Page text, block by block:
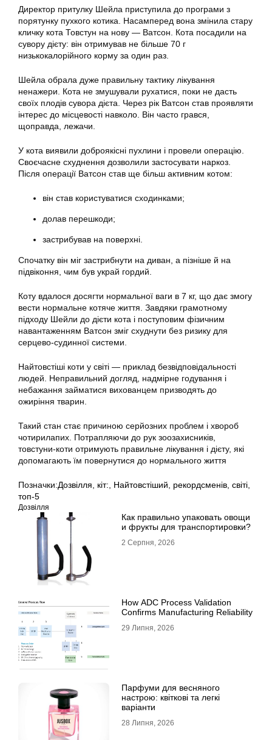
Директор притулку Шейла приступила до програми з
порятунку пухкого котика. Насамперед вона змінила стару
кличку кота Товстун на нову — Ватсон. Кота посадили на
сувору дієту: він отримував не більше 70 г
низькокалорійного корму за один раз.
Шейла обрала дуже правильну тактику лікування
ненажери. Кота не змушували рухатися, поки не дасть
своїх плодів сувора дієта. Через рік Ватсон став проявляти
інтерес до місцевості навколо. Він часто грався,
щоправда, лежачи.
У кота виявили доброякісні пухлини і провели операцію.
Своєчасне схуднення дозволили застосувати наркоз.
Після операції Ватсон став ще більш активним котом:
він став користуватися сходинками;
долав перешкоди;
застрибував на поверхні.
Спочатку він міг застрибнути на диван, а пізніше й на
підвіконня, чим був украй гордий.
Коту вдалося досягти нормальної ваги в 7 кг, що дає змогу
вести нормальне котяче життя. Завдяки грамотному
підходу Шейли до дієти кота і поступовим фізичним
навантаженням Ватсон зміг схуднути без ризику для
серцево-судинної системи.
Найтовстіші коти у світі — приклад безвідповідальності
людей. Неправильний догляд, надмірне годування і
небажання займатися вихованцем призводять до
ожиріння тварин.
Такий стан стає причиною серйозних проблем і хвороб
чотирилапих. Потрапляючи до рук зоозахисників,
товстуни-коти отримують правильне лікування і дієту, які
допомагають їм повернутися до нормального життя
Позначки:Дозвілля кіт: Найтовстіший рекордсменів світі
топ-5
Дозвілля
Как правильно упаковать овощи
и фрукты для транспортировки?
2 Серпня, 2026
How ADC Process Validation
Confirms Manufacturing Reliability
29 Липня, 2026
Парфуми для весняного
настрою: квіткові та легкі
варіанти
28 Липня, 2026